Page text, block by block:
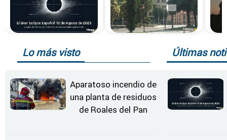
Lo más visto
Aparatoso incendio de
una planta de residuos
de Roales del Pan
Últimas